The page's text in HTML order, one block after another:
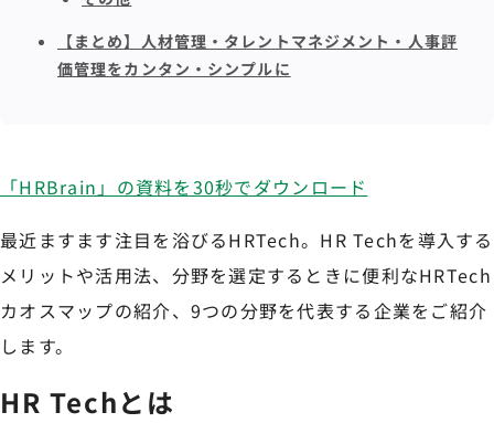
【まとめ】人材管理・タレントマネジメント・人事評
価管理をカンタン・シンプルに
「HRBrain」の資料を30秒でダウンロード
最近ますます注目を浴びるHRTech。HR Techを導入する
メリットや活用法、分野を選定するときに便利なHRTech
カオスマップの紹介、9つの分野を代表する企業をご紹介
します。
HR Techとは